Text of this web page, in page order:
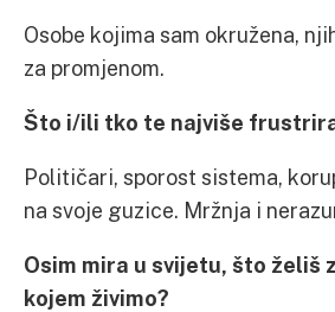
Osobe kojima sam okružena,
za promjenom.
Što i/ili tko te najviše
Političari, sporost sistema,
na svoje guzice. Mržnja i
Osim mira u svijetu, što želiš
kojem živimo?